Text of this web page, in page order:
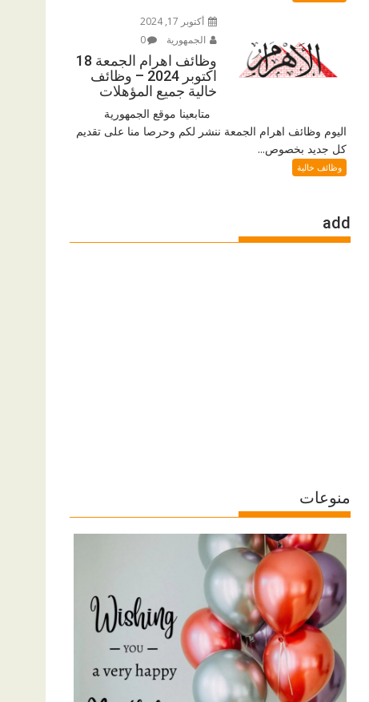
أكتوبر 17, 2024
الجمهورية
0
وظائف اهرام الجمعة 18
اكتوبر 2024 – وظائف
خالية جميع المؤهلات
متابعينا موقع الجمهورية
اليوم وظائف اهرام الجمعة ننشر لكم وحرصا منا على تقديم
كل جديد بخصوص...
وظائف خالية
add
منوعات